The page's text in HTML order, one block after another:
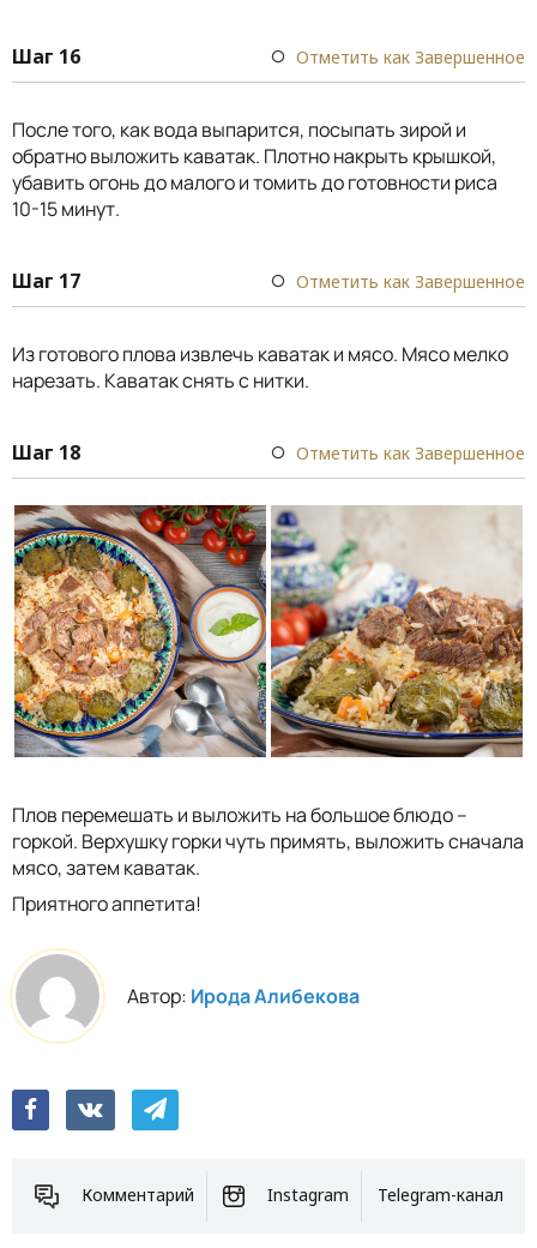
Шаг 16 Отметить как Завершенное
После того, как вода выпарится, посыпать зирой и
обратно выложить каватак. Плотно накрыть крышкой,
убавить огонь до малого и томить до готовности риса
10-15 минут.
Шаг 17 Отметить как Завершенное
Из готового плова извлечь каватак и мясо. Мясо мелко
нарезать. Каватак снять с нитки.
Шаг 18 Отметить как Завершенное
Плов перемешать и выложить на большое блюдо –
горкой. Верхушку горки чуть примять, выложить сначала
мясо, затем каватак.
Приятного аппетита!
Автор: Ирода Алибекова
Комментарий Instagram Telegram-канал